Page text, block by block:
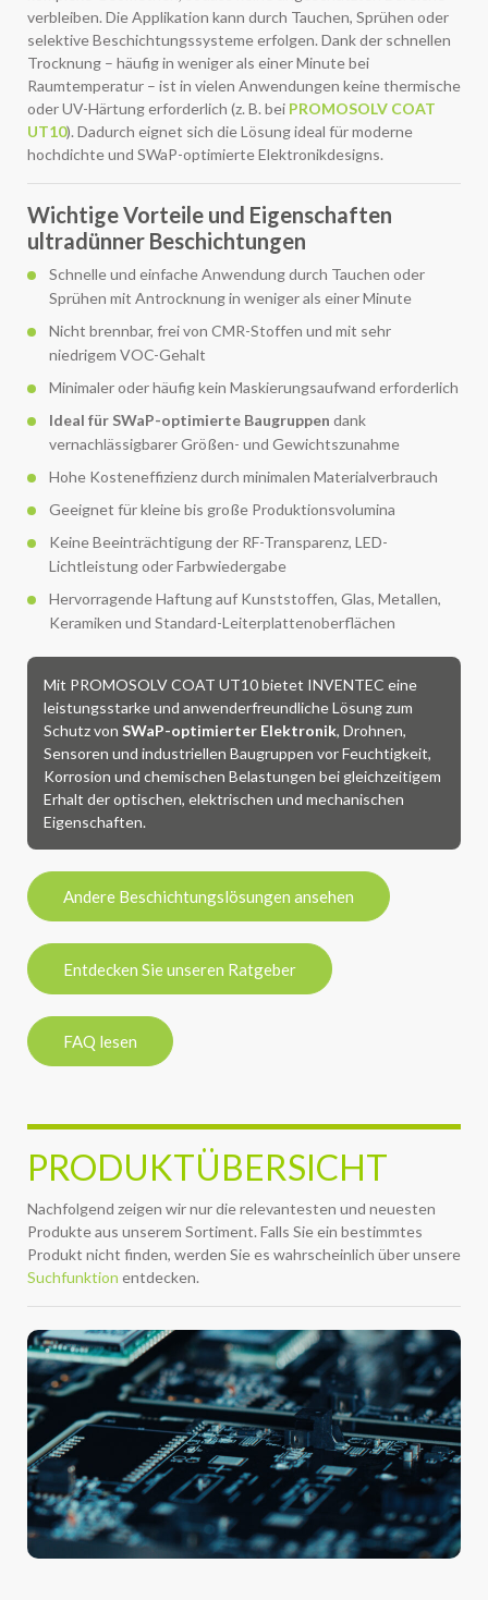
verbleiben. Die Applikation kann durch Tauchen, Sprühen oder
selektive Beschichtungssysteme erfolgen. Dank der schnellen
Trocknung – häufig in weniger als einer Minute bei
Raumtemperatur – ist in vielen Anwendungen keine thermische
oder UV-Härtung erforderlich (z. B. bei PROMOSOLV COAT
UT10). Dadurch eignet sich die Lösung ideal für moderne
hochdichte und SWaP-optimierte Elektronikdesigns.
Wichtige Vorteile und Eigenschaften
ultradünner Beschichtungen
Schnelle und einfache Anwendung durch Tauchen oder
Sprühen mit Antrocknung in weniger als einer Minute
Nicht brennbar, frei von CMR-Stoffen und mit sehr
niedrigem VOC-Gehalt
Minimaler oder häufig kein Maskierungsaufwand erforderlich
Ideal für SWaP-optimierte Baugruppen dank
vernachlässigbarer Größen- und Gewichtszunahme
Hohe Kosteneffizienz durch minimalen Materialverbrauch
Geeignet für kleine bis große Produktionsvolumina
Keine Beeinträchtigung der RF-Transparenz, LED-
Lichtleistung oder Farbwiedergabe
Hervorragende Haftung auf Kunststoffen, Glas, Metallen,
Keramiken und Standard-Leiterplattenoberflächen
Mit PROMOSOLV COAT UT10 bietet INVENTEC eine
leistungsstarke und anwenderfreundliche Lösung zum
Schutz von SWaP-optimierter Elektronik, Drohnen,
Sensoren und industriellen Baugruppen vor Feuchtigkeit,
Korrosion und chemischen Belastungen bei gleichzeitigem
Erhalt der optischen, elektrischen und mechanischen
Eigenschaften.
Andere Beschichtungslösungen ansehen
Entdecken Sie unseren Ratgeber
FAQ lesen
PRODUKTÜBERSICHT
Nachfolgend zeigen wir nur die relevantesten und neuesten
Produkte aus unserem Sortiment. Falls Sie ein bestimmtes
Produkt nicht finden, werden Sie es wahrscheinlich über unsere
Suchfunktion entdecken.